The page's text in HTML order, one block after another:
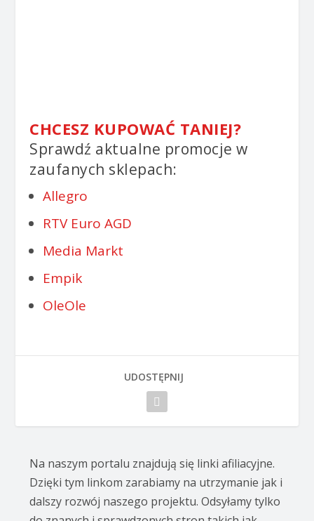
CHCESZ KUPOWAĆ TANIEJ?
Sprawdź aktualne promocje w
zaufanych sklepach:
Allegro
RTV Euro AGD
Media Markt
Empik
OleOle
UDOSTĘPNIJ
Na naszym portalu znajdują się linki afiliacyjne.
Dzięki tym linkom zarabiamy na utrzymanie jak i
dalszy rozwój naszego projektu. Odsyłamy tylko